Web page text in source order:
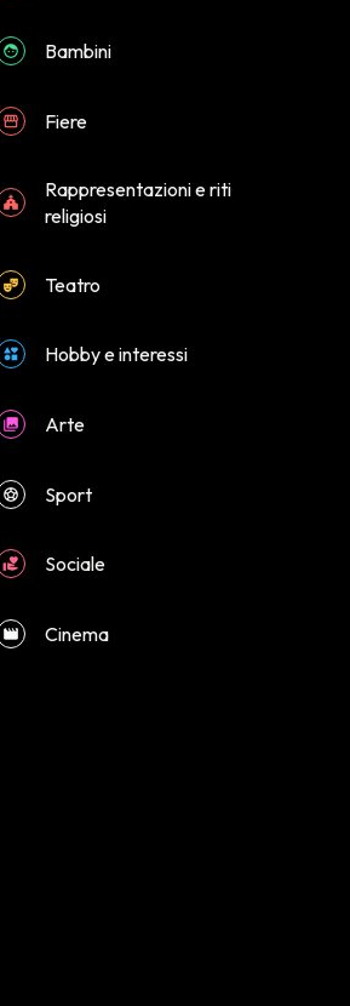
Bambini
Fiere
Rappresentazioni e riti
religiosi
Teatro
Hobby e interessi
Arte
Sport
Sociale
Cinema